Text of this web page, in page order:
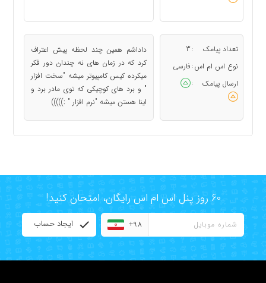
تعداد پیامک :
3
نوع اس ام اس : فارسی
ارسال پیامک
:
داداشم همین چند لحظه پیش اعتراف
کرد که در زمان های نه چندان دور فکر
میکرده کیس کامپیوتر میشه "سخت افزار
" و برد های کوچیکی که توی مادر برد و
اینا هستن میشه "نرم افزار " :)))))
60 روز پنل اس ام اس رایگان، امتحان کنید!
+98 ایجاد حساب